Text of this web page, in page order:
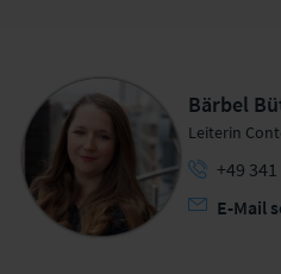
Bärbel
Leiterin
+49
E-Mail